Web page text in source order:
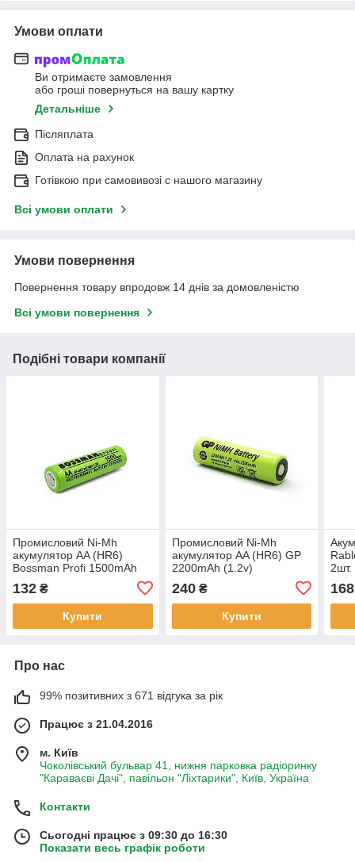
Умови оплати
Ви отримаєте замовлення
або гроші повернуться на вашу картку
Детальніше
Післяплата
Оплата на рахунок
Готівкою при самовивозі c нашого магазину
Всі умови оплати
Умови повернення
Повернення товару впродовж 14 днів за домовленістю
Всі умови повернення
Подібні товари компанії
Промисловий Ni-Mh
акумулятор AA (HR6)
Bossman Profi 1500mAh
132 ₴
Купити
Промисловий Ni-Mh
акумулятор AA (HR6) GP
2200mAh (1.2v)
240₴
Купити
2шт.
168
Про нас
99% позитивних з 671 відгука за рік
Працює з 21.04.2016
м. Київ
Чоколівський бульвар 41, нижня парковка радіоринку
"Караваєві Дачі", павільон "Ліхтарики", Київ, Україна
Контакти
Сьогодні працює з 09:30 до 16:30
Показати весь графік роботи